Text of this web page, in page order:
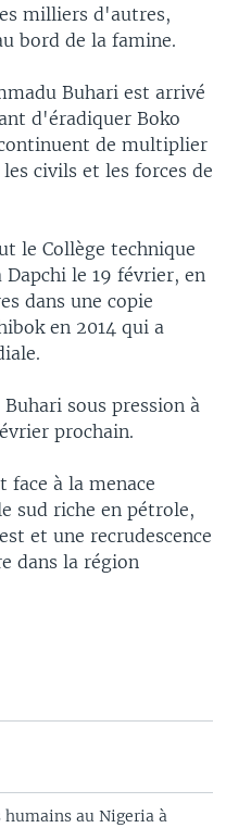
milliers d'autres,
bord de la famine.
Buhari est arrivé
d'éradiquer Boko
de multiplier
civils et les forces de
le Collège technique
le 19 février, en
dans une copie
en 2014 qui a
sous pression à
prochain.
face à la menace
sud riche en pétrole,
et une recrudescence
dans la région
au Nigeria à